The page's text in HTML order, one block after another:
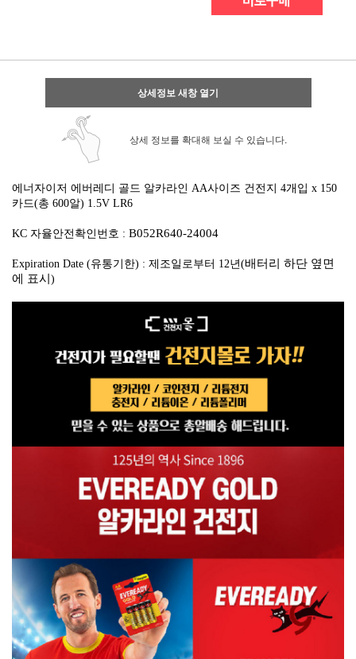
상세정보 새창 열기
상세 정보를 확대해 보실 수 있습니다.
에너자이저 에버레디 골드 알카라인 AA사이즈 건전지 4개입 x 150
카드(총 600알) 1.5V LR6
KC 자율안전확인번호 : B052R640-24004
Expiration Date (유통기한) : 제조일로부터 12년(배터리 하단 옆면
에 표시 )